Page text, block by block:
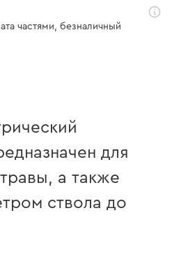
частями, безналичный
для
а также
ствола до